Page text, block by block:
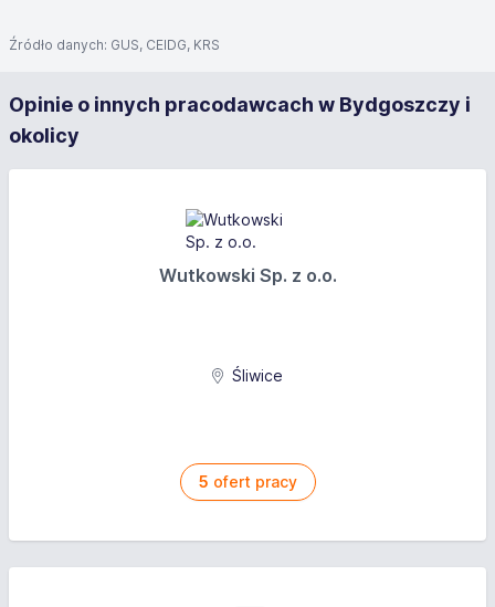
Źródło danych: GUS, CEIDG, KRS
Opinie o innych pracodawcach w Bydgoszczy i
okolicy
Wutkowski Sp. z o.o.
Śliwice
5 ofert pracy